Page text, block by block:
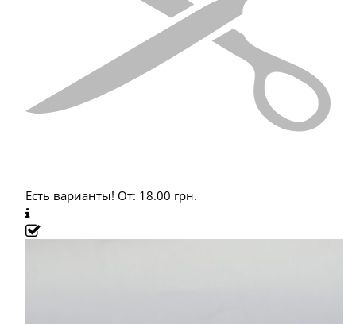
Есть варианты! От: 18.00 грн.